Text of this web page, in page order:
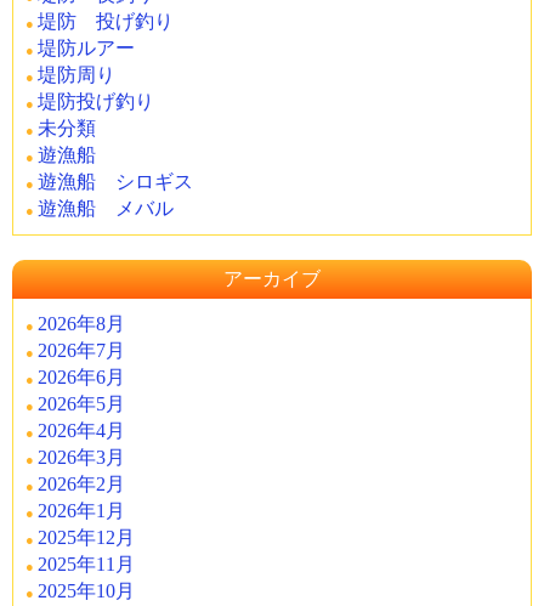
堤防 投げ釣り
堤防ルアー
堤防周り
堤防投げ釣り
未分類
遊漁船
遊漁船 シロギス
遊漁船 メバル
アーカイブ
2026年8月
2026年7月
2026年6月
2026年5月
2026年4月
2026年3月
2026年2月
2026年1月
2025年12月
2025年11月
2025年10月